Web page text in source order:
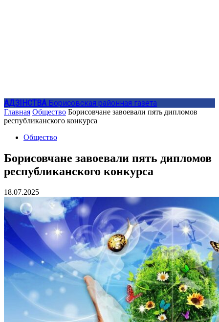
АДЗIНСТВА Борисовская районная газета
Главная Общество Борисовчане завоевали пять дипломов
республиканского конкурса
Общество
Борисовчане завоевали пять дипломов
республиканского конкурса
18.07.2025